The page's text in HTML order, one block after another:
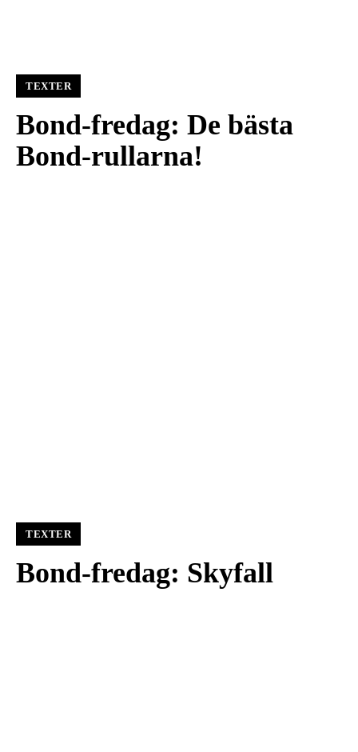
TEXTER
Bond-fredag: De bästa
Bond-rullarna!
TEXTER
Bond-fredag: Skyfall